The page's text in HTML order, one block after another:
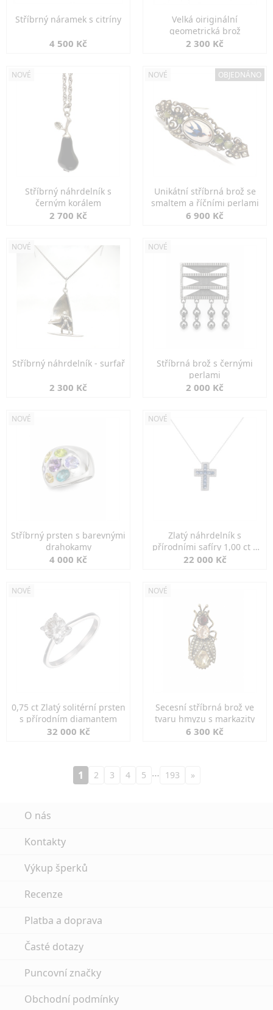
Stříbrný náramek s citríny
4 500 Kč
Velká oiriginální
geometrická brož
2 300 Kč
NOVÉ
Stříbrný náhrdelník s
černým korálem
2 700 Kč
NOVÉ OBJEDNÁNO
Unikátní stříbrná brož se
smaltem a říčními perlami
6 900 Kč
NOVÉ
Stříbrný náhrdelník - surfař
2 300 Kč
NOVÉ
Stříbrná brož s černými
perlami
2 000 Kč
NOVÉ
Stříbrný prsten s barevnými
drahokamy
4 000 Kč
NOVÉ
Zlatý náhrdelník s
přírodními safíry 1,00 ct a
diamanty
22 000 Kč
NOVÉ
0,75 ct Zlatý solitérní prsten
s přírodním diamantem
32 000 Kč
NOVÉ
Secesní stříbrná brož ve
tvaru hmyzu s markazity
6 300 Kč
1 2 3 4 5 … 193 »
O nás
Kontakty
Výkup šperků
Recenze
Platba a doprava
Časté dotazy
Puncovní značky
Obchodní podmínky